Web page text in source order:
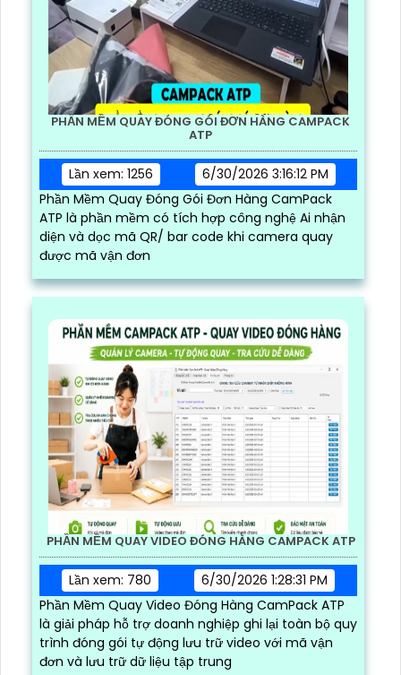
PHẦN MỀM QUAY ĐÓNG GÓI ĐƠN HÀNG CAMPACK
ATP
Lần xem: 1256
6/30/2026 3:16:12 PM
Phần Mềm Quay Đóng Gói Đơn Hàng CamPack
ATP là phần mềm có tích hợp công nghệ Ai nhận
diện và dọc mã QR/ bar code khi camera quay
được mã vận đơn
PHẦN MỀM QUAY VIDEO ĐÓNG HÀNG CAMPACK ATP
Lần xem: 780
6/30/2026 1:28:31 PM
Phần Mềm Quay Video Đóng Hàng CamPack ATP
là giải pháp hỗ trợ doanh nghiệp ghi lại toàn bộ quy
trình đóng gói tự động lưu trữ video với mã vận
đơn và lưu trữ dữ liệu tập trung